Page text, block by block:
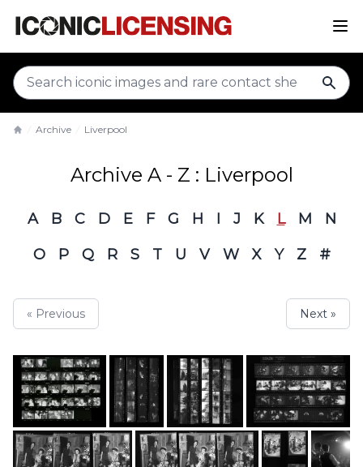
Archive Liverpool
Archive A - Z : Liverpool
A B C D E F G H I J K L M
N
O
P Q R S T U V W X Y Z #
« Previous Next »